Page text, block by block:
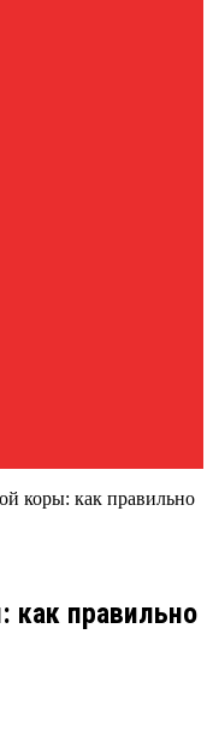
коры: как правильно
как правильно